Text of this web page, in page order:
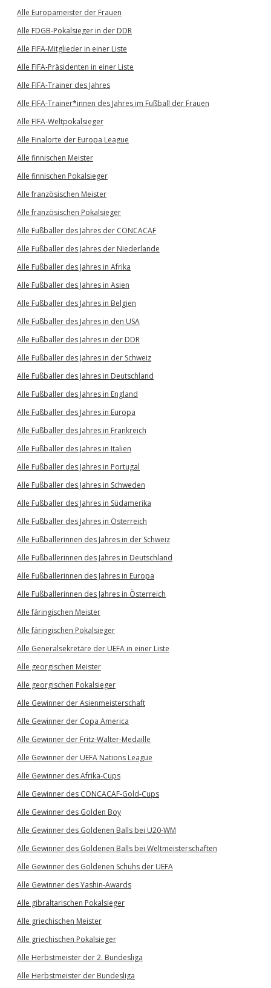
Alle Europameister der Frauen
Alle FDGB-Pokalsieger in der DDR
Alle FIFA-Mitglieder in einer Liste
Alle FIFA-Präsidenten in einer Liste
Alle FIFA-Trainer des Jahres
Alle FIFA-Trainer*innen des Jahres im Fußball der Frauen
Alle FIFA-Weltpokalsieger
Alle Finalorte der Europa League
Alle finnischen Meister
Alle finnischen Pokalsieger
Alle französischen Meister
Alle französischen Pokalsieger
Alle Fußballer des Jahres der CONCACAF
Alle Fußballer des Jahres der Niederlande
Alle Fußballer des Jahres in Afrika
Alle Fußballer des Jahres in Asien
Alle Fußballer des Jahres in Belgien
Alle Fußballer des Jahres in den USA
Alle Fußballer des Jahres in der DDR
Alle Fußballer des Jahres in der Schweiz
Alle Fußballer des Jahres in Deutschland
Alle Fußballer des Jahres in England
Alle Fußballer des Jahres in Europa
Alle Fußballer des Jahres in Frankreich
Alle Fußballer des Jahres in Italien
Alle Fußballer des Jahres in Portugal
Alle Fußballer des Jahres in Schweden
Alle Fußballer des Jahres in Südamerika
Alle Fußballer des Jahres in Österreich
Alle Fußballerinnen des Jahres in der Schweiz
Alle Fußballerinnen des Jahres in Deutschland
Alle Fußballerinnen des Jahres in Europa
Alle Fußballerinnen des Jahres in Österreich
Alle färingischen Meister
Alle färingischen Pokalsieger
Alle Generalsekretäre der UEFA in einer Liste
Alle georgischen Meister
Alle georgischen Pokalsieger
Alle Gewinner der Asienmeisterschaft
Alle Gewinner der Copa America
Alle Gewinner der Fritz-Walter-Medaille
Alle Gewinner der UEFA Nations League
Alle Gewinner des Afrika-Cups
Alle Gewinner des CONCACAF-Gold-Cups
Alle Gewinner des Golden Boy
Alle Gewinner des Goldenen Balls bei U20-WM
Alle Gewinner des Goldenen Balls bei Weltmeisterschaften
Alle Gewinner des Goldenen Schuhs der UEFA
Alle Gewinner des Yashin-Awards
Alle gibraltarischen Pokalsieger
Alle griechischen Meister
Alle griechischen Pokalsieger
Alle Herbstmeister der 2. Bundesliga
Alle Herbstmeister der Bundesliga